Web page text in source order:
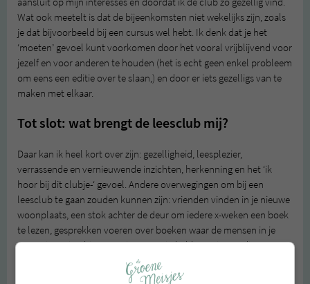
Wat ook meetelt is dat de bijeenkomsten niet wekelijks zijn, zoals
je dat bijvoorbeeld bij een cursus wel hebt. Ik denk dat je het
‘moeten’ gevoel kunt voorkomen door het vooral vrijblijvend voor
jezelf en voor anderen te houden (het is echt geen enkel probleem
om eens een editie over te slaan,) en door er iets gezelligs van te
maken met elkaar.
Tot slot: wat brengt de leesclub mij?
Daar kan ik heel kort over zijn: gezelligheid, leesplezier,
verrassende en vernieuwende inzichten, herkenning en het ‘ik
hoor bij dit clubje-‘ gevoel. Andere overwegingen om bij een
leesclub te gaan zouden kunnen zijn: vrienden vinden in je nieuwe
woonplaats, een stok achter de deur om iedere x-weken een boek
te lezen, gesprekken voeren over boeken waar de mensen in je
omgeving misschien geen interesse in hebben, nieuwe dingen
leren, beter leren luisteren, je gesprekstechnieken verbeteren of
een regelmaat in iets vinden. Ik zie eigenlijk alleen maar